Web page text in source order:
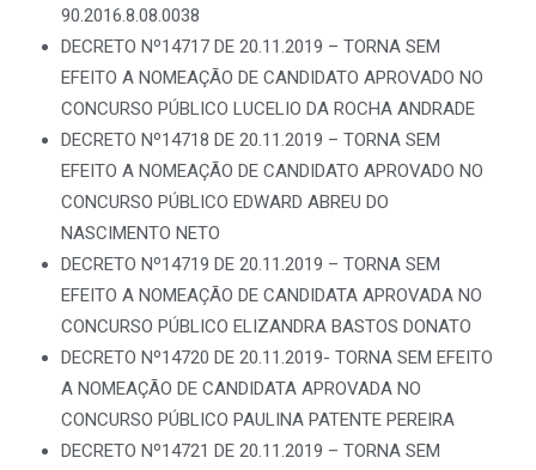
90.2016.8.08.0038
DECRETO Nº14717 DE 20.11.2019 – TORNA SEM
EFEITO A NOMEAÇÃO DE CANDIDATO APROVADO NO
CONCURSO PÚBLICO LUCELIO DA ROCHA ANDRADE
DECRETO Nº14718 DE 20.11.2019 – TORNA SEM
EFEITO A NOMEAÇÃO DE CANDIDATO APROVADO NO
CONCURSO PÚBLICO EDWARD ABREU DO
NASCIMENTO NETO
DECRETO Nº14719 DE 20.11.2019 – TORNA SEM
EFEITO A NOMEAÇÃO DE CANDIDATA APROVADA NO
CONCURSO PÚBLICO ELIZANDRA BASTOS DONATO
DECRETO Nº14720 DE 20.11.2019- TORNA SEM EFEITO
A NOMEAÇÃO DE CANDIDATA APROVADA NO
CONCURSO PÚBLICO PAULINA PATENTE PEREIRA
DECRETO Nº14721 DE 20.11.2019 – TORNA SEM